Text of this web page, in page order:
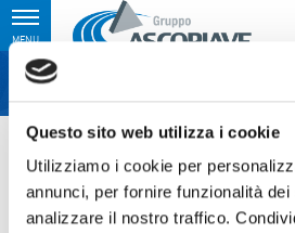
Questo sito web utilizza i cookie
Utilizziamo i cookie per
annunci, per fornire funzionalità
analizzare il nostro traffico.
Toggle
navigation
MENU
Home›1Q 2009 Consolidated Results –
Ultimo
15.05.2009